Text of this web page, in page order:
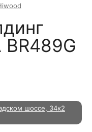
шоссе, 34к2